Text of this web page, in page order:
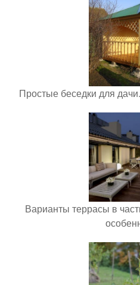
Простые беседки для
Варианты террасы в